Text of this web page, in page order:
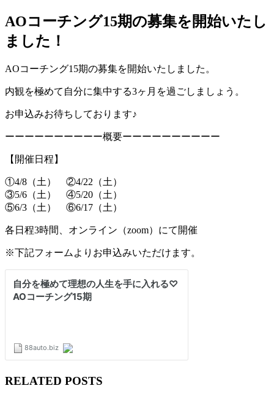
AOコーチング15期の募集を開始いたし
ました！
AOコーチング15期の募集を開始いたしました。
内観を極めて自分に集中する3ヶ月を過ごしましょう。
お申込みお待ちしております♪
ーーーーーーーーーー概要ーーーーーーーーーー
【開催日程】
①4/8（土） ②4/22（土）
③5/6（土） ④5/20（土）
⑤6/3（土） ⑥6/17（土）
各日程3時間、オンライン（zoom）にて開催
※下記フォームよりお申込みいただけます。
RELATED POSTS